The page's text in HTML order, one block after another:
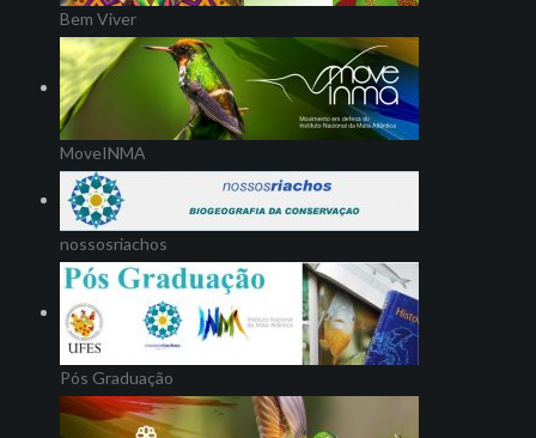
Bem Viver
MoveINMA
nossosriachos
Pós Graduação